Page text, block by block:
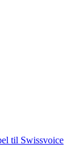
til Swissvoice